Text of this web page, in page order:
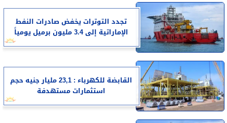
تجدد التوترات يخفض صادرات النفط
الإماراتية إلى 3.4 مليون برميل يومياً
القابضة للكهرباء : 23,1 مليار جنيه حجم
استثمارات مستهدفة